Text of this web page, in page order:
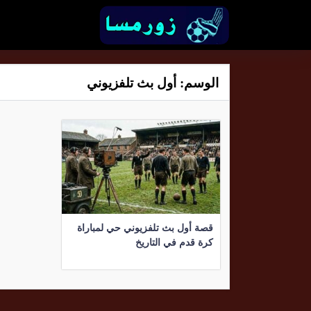
الوسم: أول بث تلفزيوني
قصة أول بث تلفزيوني حي لمباراة
كرة قدم في التاريخ